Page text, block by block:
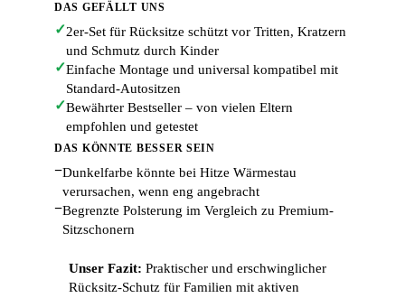
DAS GEFÄLLT UNS
✓2er-Set für Rücksitze schützt vor Tritten, Kratzern
und Schmutz durch Kinder
✓Einfache Montage und universal kompatibel mit
Standard-Autositzen
✓Bewährter Bestseller – von vielen Eltern
empfohlen und getestet
DAS KÖNNTE BESSER SEIN
−Dunkelfarbe könnte bei Hitze Wärmestau
verursachen, wenn eng angebracht
−Begrenzte Polsterung im Vergleich zu Premium-
Sitzschonern
Unser Fazit: Praktischer und erschwinglicher
Rücksitz-Schutz für Familien mit aktiven